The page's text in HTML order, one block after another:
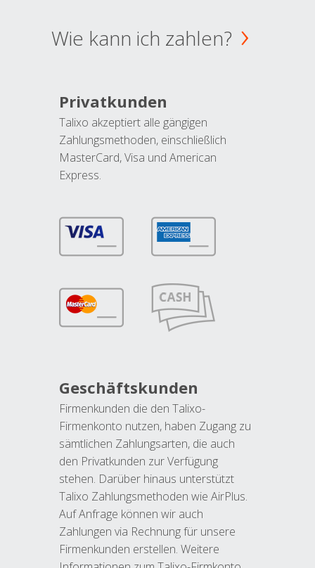
Wie kann ich zahlen?
Privatkunden
Talixo akzeptiert alle gängigen
Zahlungsmethoden, einschließlich
MasterCard, Visa und American
Express.
Geschäftskunden
Firmenkunden die den Talixo-
Firmenkonto nutzen, haben Zugang zu
sämtlichen Zahlungsarten, die auch
den Privatkunden zur Verfügung
stehen. Darüber hinaus unterstützt
Talixo Zahlungsmethoden wie AirPlus.
Auf Anfrage können wir auch
Zahlungen via Rechnung für unsere
Firmenkunden erstellen. Weitere